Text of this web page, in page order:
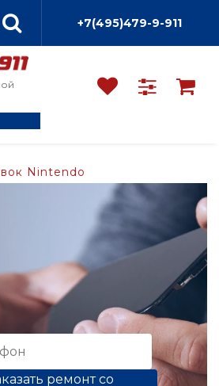
+7(495)479-9-911
Nintendo